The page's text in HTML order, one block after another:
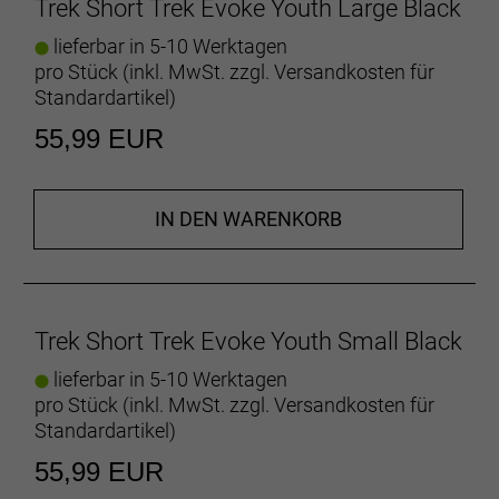
auf jedem Trail ausgestattet.
Doppelseitige Verstellung
Der verstellbare Klettverschluss an beiden Seiten
ermöglicht die Feinabstimmung der Passform an
der Hüfte.
Herausnehmbare Innenhose
Genieße dank der herausnehmbaren Innenhose
Ganztageskomfort auf und abseits des Bikes.
sich bei jedem Tritt in die Pedale mit und sorgen für
kühle, unbeschwerte Abenteuer.
Ausgeklügelte Details
Jede Shorts von Trek wird mit viel Liebe zum Detail
gefertigt und zeichnet sich durch eine Material- und
Trek Short Trek Evoke Youth Large Black
lieferbar in 5-10 Werktagen
pro Stück (inkl. MwSt. zzgl. Versandkosten für
Standardartikel)
55,99 EUR
IN DEN WARENKORB
Trek Short Trek Evoke Youth Small Black
lieferbar in 5-10 Werktagen
pro Stück (inkl. MwSt. zzgl. Versandkosten für
Standardartikel)
55,99 EUR